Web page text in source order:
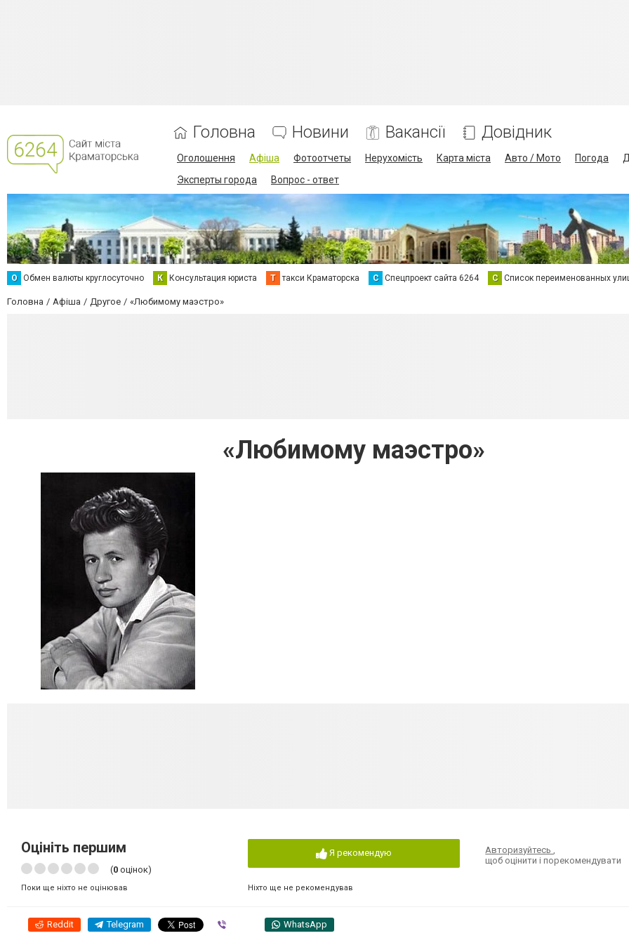
Головна Новини Вакансії Довідник
Оголошення Афіша Фотоотчеты Нерухомість Карта міста Авто / Мото Погода
Эксперты города
Вопрос - ответ
О Обмен валюты круглосуточно К Консультация юриста Т такси Краматорска С Спецпроект сайта 6264 С Список переименованных
Головна Афіша Другое «Любимому маэстро»
«Любимому маэстро»
Оцініть першим
(0 оцінок)
Поки ще ніхто не оцінював
Я рекомендую
Ніхто ще не рекомендував
Авторизуйтесь,
щоб оцінити і порекомендувати
Reddit Telegram WhatsApp